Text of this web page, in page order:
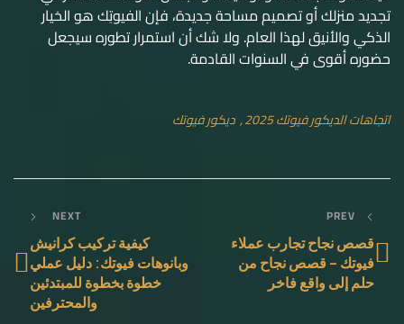
تجديد منزلك أو تصميم مساحة جديدة، فإن الفيوتِك هو الخيار
الذكي والأنيق لهذا العام. ولا شك أن استمرار تطوره سيجعل
حضوره أقوى في السنوات القادمة.
اتجاهات الديكور فيوتك 2025 ديكور فيوتك
PREV
قصص نجاح تجارب عملاء
فيوتك – قصص نجاح من
حلم إلى واقع فاخر
NEXT
كيفية تركيب كرانيش
وبانوهات فيوتك: دليل عملي
خطوة بخطوة للمبتدئين
والمحترفين